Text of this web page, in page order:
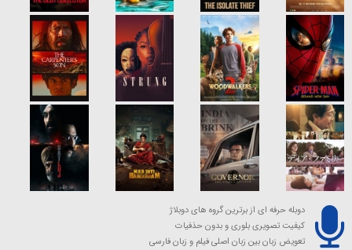
دوبله حرفه ای از برترین گروه های دوبلاژ
کیفیت تصویری بلوری و بدون حذفیات
تعویض زبان بین زبان اصلی فیلم و زبان فارسی